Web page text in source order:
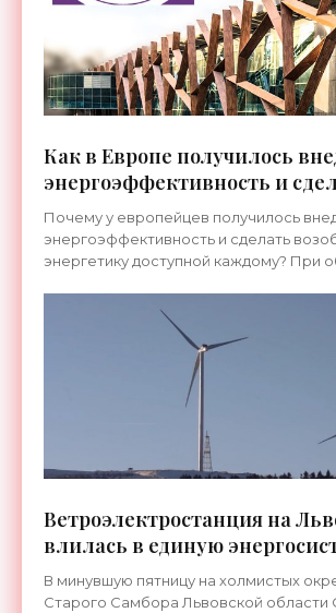
Как в Европе получилось
энергоэффективность и
доступными. Анонс пресс-
SEF-2016 KYIV - «Новости
Почему у европейцев получилось
энергоэффективность и сделать
энергетику доступной каждому? При
Ветроэлектростанция на
влилась в единую
Украины - «Новости
В минувшую пятницу на холмистых
Старого Самбора Львовской